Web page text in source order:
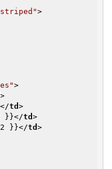
>
>
>
</td >
}}</td >
}}</td >